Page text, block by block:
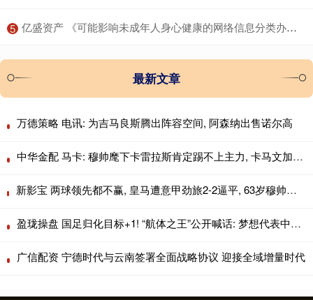
5 ​亿盛资产 《可能影响未成年人身心健康的网络信息分类办法（征求意见稿）》公开征求意见
最新文章
万德策略 电讯: 为吉马良斯腾出阵容空间, 阿森纳出售诺尔高
中华金配 马卡: 穆帅麾下卡雷拉斯肯定踢不上主力, 卡马文加更没戏
新影宝 两球领先都不赢, 皇马遭意甲劲旅2-2逼平, 63岁穆帅无缘上任2连胜
盈珑操盘 国足归化目标+1! “航体之王”公开喊话: 梦想代表中国队出战!
广信配资 宁德时代与云南签署全面战略协议 迎接全域增量时代